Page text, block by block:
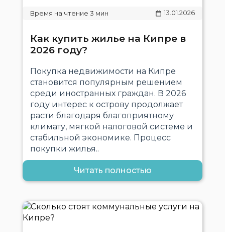
13.01.2026
Как купить жилье на Кипре в
2026 году?
Покупка недвижимости на Кипре
становится популярным решением
среди иностранных граждан. В 2026
году интерес к острову продолжает
расти благодаря благоприятному
климату, мягкой налоговой системе и
стабильной экономике. Процесс
покупки жилья..
Читать полностью